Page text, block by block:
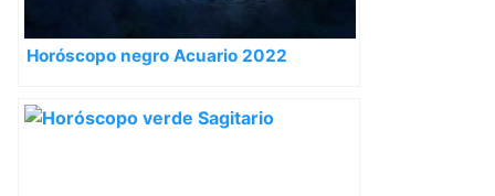
Horóscopo negro Acuario 2022